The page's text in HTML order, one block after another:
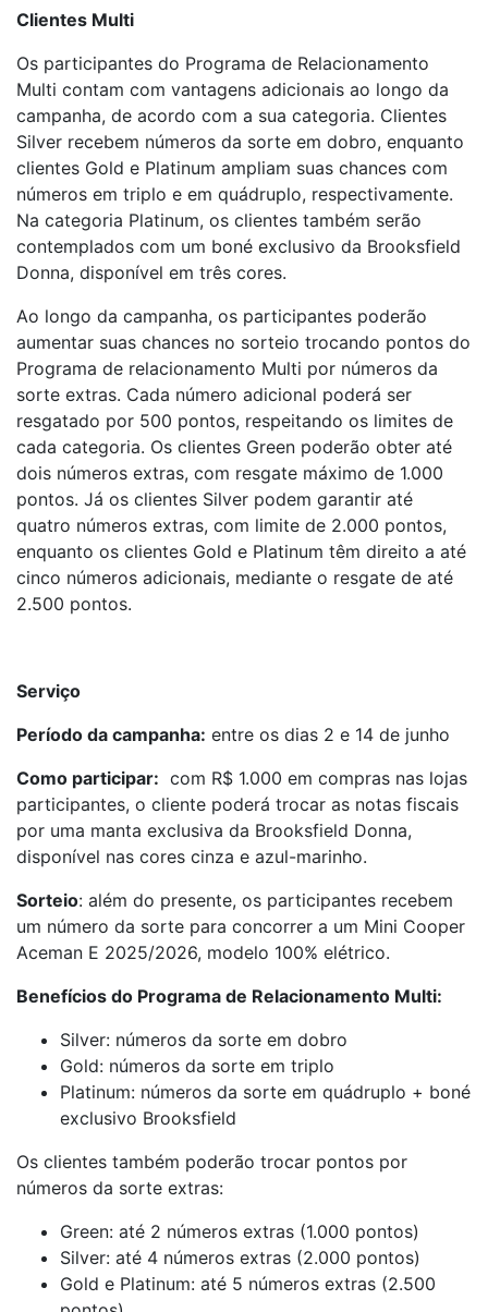
Clientes Multi
Os participantes do Programa de Relacionamento
Multi contam com vantagens adicionais ao longo da
campanha, de acordo com a sua categoria. Clientes
Silver recebem números da sorte em dobro, enquanto
clientes Gold e Platinum ampliam suas chances com
números em triplo e em quádruplo, respectivamente.
Na categoria Platinum, os clientes também serão
contemplados com um boné exclusivo da Brooksfield
Donna, disponível em três cores.
Ao longo da campanha, os participantes poderão
aumentar suas chances no sorteio trocando pontos do
Programa de relacionamento Multi por números da
sorte extras. Cada número adicional poderá ser
resgatado por 500 pontos, respeitando os limites de
cada categoria. Os clientes Green poderão obter até
dois números extras, com resgate máximo de 1.000
pontos. Já os clientes Silver podem garantir até
quatro números extras, com limite de 2.000 pontos,
enquanto os clientes Gold e Platinum têm direito a até
cinco números adicionais, mediante o resgate de até
2.500 pontos.
Serviço
Período da campanha: entre os dias 2 e 14 de junho
Como participar: com R$ 1.000 em compras nas lojas
participantes, o cliente poderá trocar as notas fiscais
por uma manta exclusiva da Brooksfield Donna,
disponível nas cores cinza e azul-marinho.
Sorteio: além do presente, os participantes recebem
um número da sorte para concorrer a um Mini Cooper
Aceman E 2025/2026, modelo 100% elétrico.
Benefícios do Programa de Relacionamento Multi:
Silver: números da sorte em dobro
Gold: números da sorte em triplo
Platinum: números da sorte em quádruplo + boné
exclusivo Brooksfield
Os clientes também poderão trocar pontos por
números da sorte extras:
Green: até 2 números extras (1.000 pontos)
Silver: até 4 números extras (2.000 pontos)
Gold e Platinum: até 5 números extras (2.500